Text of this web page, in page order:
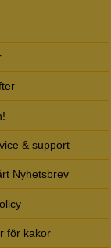
& support
Nyhetsbrev
för kakor